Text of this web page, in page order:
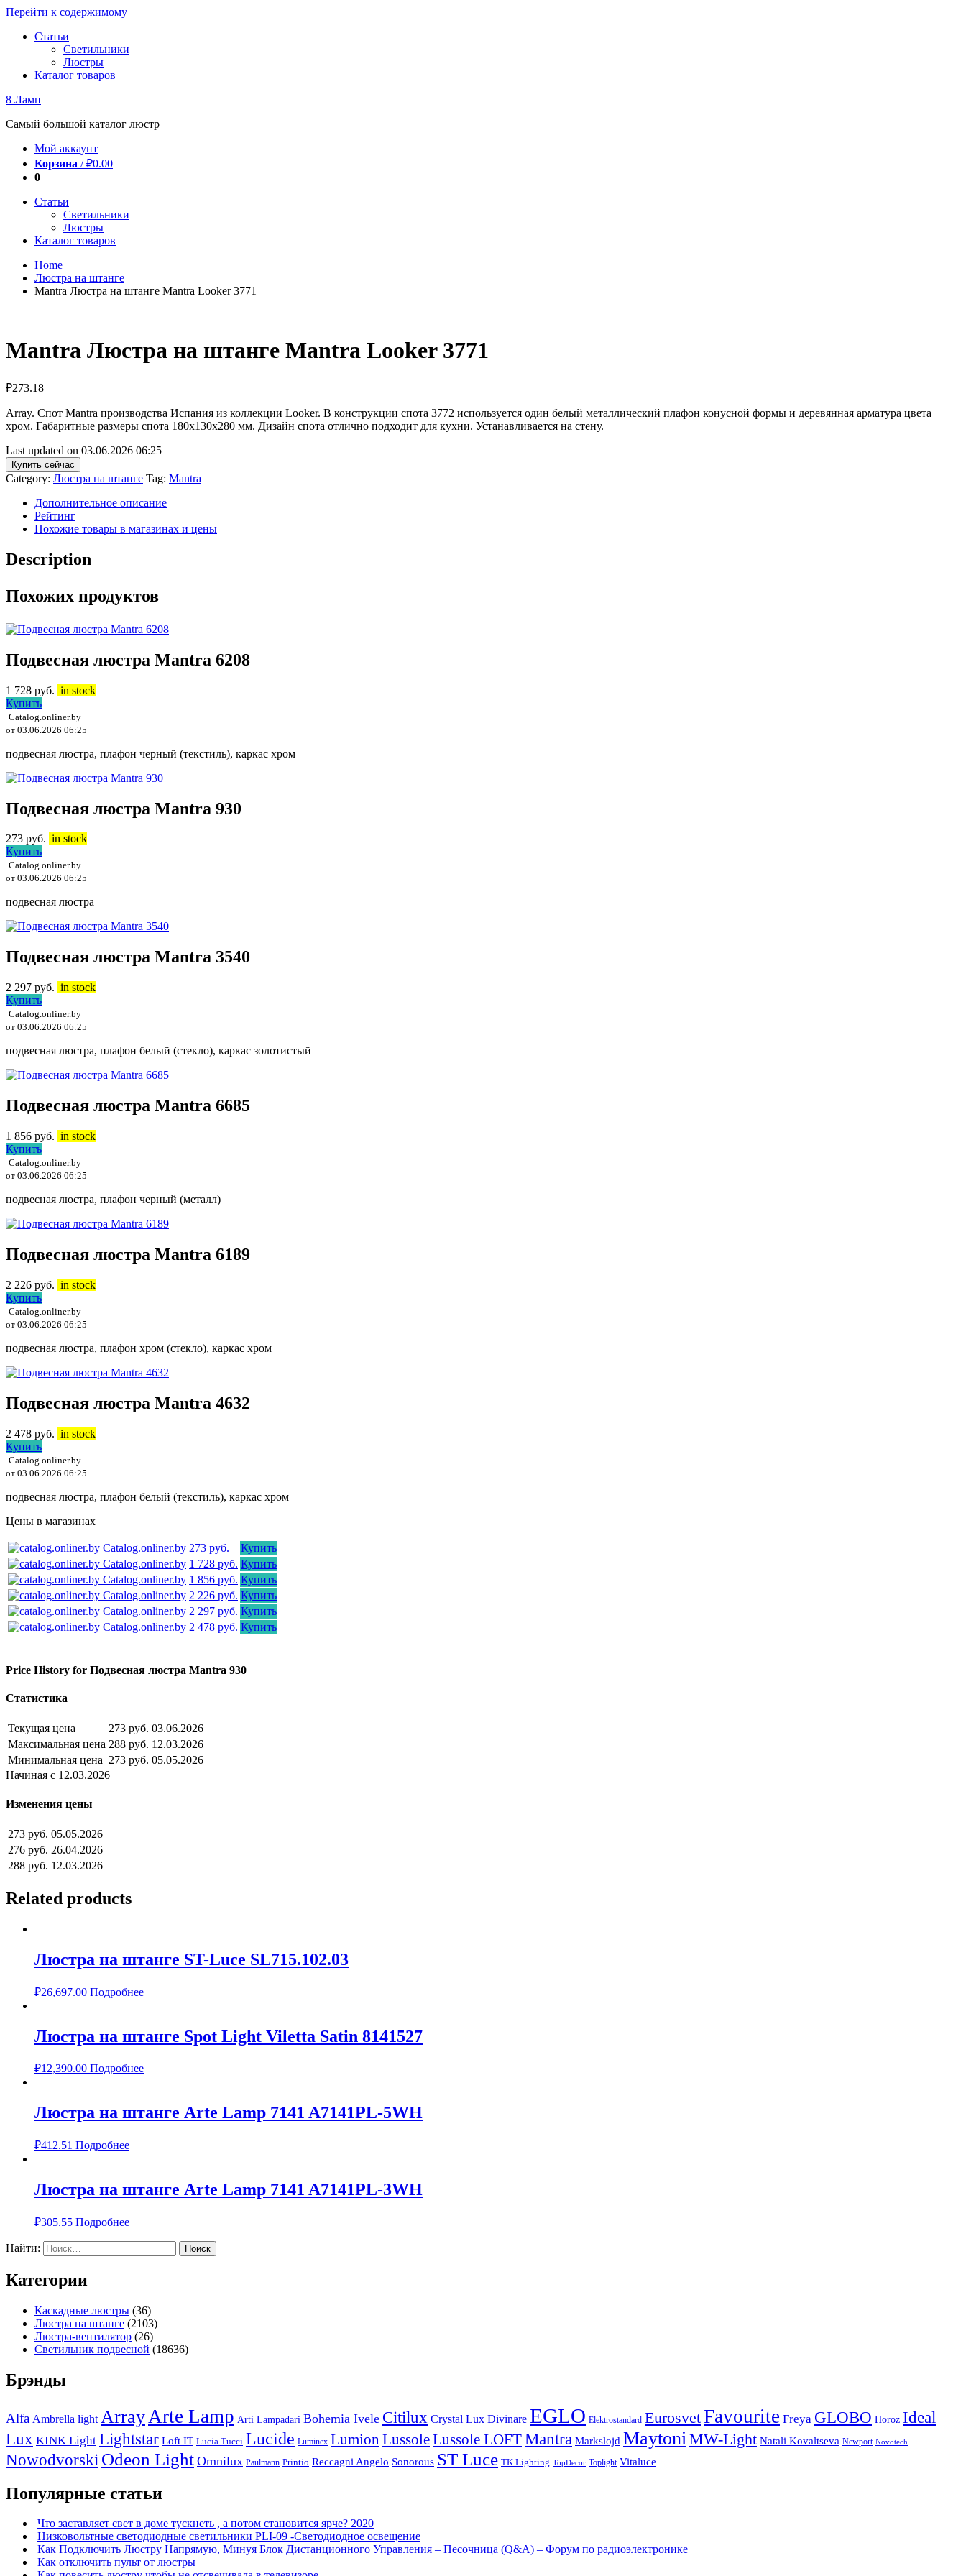
Перейти к содержимому
Статьи
Светильники
Люстры
Каталог товаров
8 Ламп
Самый большой каталог люстр
Мой аккаунт
Корзина /₽0.00
0
Статьи
Светильники
Люстры
Каталог товаров
Home
Люстра на штанге
Mantra Люстра на штанге Mantra Looker 3771
Mantra Люстра на штанге Mantra Looker 3771
₽273.18
Array. Спот Mantra производства Испания из коллекции Looker. В конструкции спота 3772 используется один белый металлический плафон конусной формы и деревянная арматура цвета
хром. Габаритные размеры спота 180x130x280 мм. Дизайн спота отлично подходит для кухни. Устанавливается на стену.
Last updated on 03.06.2026 06:25
Купить сейчас
Category: Люстра на штанге Tag: Mantra
Дополнительное описание
Рейтинг
Похожие товары в магазинах и цены
Description
Похожих продуктов
Подвесная люстра Mantra 6208
1 728 руб. in stock
Купить
Catalog.onliner.by
от 03.06.2026 06:25
подвесная люстра, плафон черный (текстиль), каркас хром
Подвесная люстра Mantra 930
273 руб. in stock
Купить
Catalog.onliner.by
от 03.06.2026 06:25
подвесная люстра
Подвесная люстра Mantra 3540
2 297 руб. in stock
Купить
Catalog.onliner.by
от 03.06.2026 06:25
подвесная люстра, плафон белый (стекло), каркас золотистый
Подвесная люстра Mantra 6685
1 856 руб. in stock
Купить
Catalog.onliner.by
от 03.06.2026 06:25
подвесная люстра, плафон черный (металл)
Подвесная люстра Mantra 6189
2 226 руб. in stock
Купить
Catalog.onliner.by
от 03.06.2026 06:25
подвесная люстра, плафон хром (стекло), каркас хром
Подвесная люстра Mantra 4632
2 478 руб. in stock
Купить
Catalog.onliner.by
от 03.06.2026 06:25
подвесная люстра, плафон белый (текстиль), каркас хром
Цены в магазинах
Catalog.onliner.by 273 руб.
Купить
Catalog.onliner.by 1 728 руб. Купить
Catalog.onliner.by 1 856 руб. Купить
Catalog.onliner.by 2 226 руб. Купить
Catalog.onliner.by 2 297 руб. Купить
Catalog.onliner.by 2 478 руб. Купить
Price History for Подвесная люстра Mantra 930
Статистика
Текущая цена 273 руб. 03.06.2026
Максимальная цена 288 руб. 12.03.2026
Минимальная цена 273 руб. 05.05.2026
Начиная с 12.03.2026
Изменения цены
273 руб. 05.05.2026
276 руб. 26.04.2026
288 руб. 12.03.2026
Related products
Люстра на штанге ST-Luce SL715.102.03
₽26,697.00 Подробнее
Люстра на штанге Spot Light Viletta Satin 8141527
₽12,390.00 Подробнее
Люстра на штанге Arte Lamp 7141 A7141PL-5WH
₽412.51 Подробнее
Люстра на штанге Arte Lamp 7141 A7141PL-3WH
₽305.55 Подробнее
Найти:
Категории
Каскадные люстры (36)
Люстра на штанге (2103)
Люстра-вентилятор (26)
Светильник подвесной (18636)
Брэнды
Alfa Ambrella light Array Arte Lamp Arti Lampadari Bohemia Ivele Citilux Crystal Lux Divinare EGLO Elektrostandard EurosvetFavourite Freya GLOBO Horoz Ideal
Lux KINK Light Lightstar Loft IT Lucia Tucci Lucide Luminex Lumion LussoleLussole LOFTMantra Markslojd Maytoni MW-Light Natali Kovaltseva Newport Novotech
Nowodvorski Odeon Light Omnilux Paulmann Printio Reccagni Angelo Sonorous ST Luce TK Lighting TopDecor Toplight Vitaluce
Популярные статьи
Что заставляет свет в доме тускнеть , а потом становится ярче? 2020
Низковольтные светодиодные светильники PLI-09 -Светодиодное освещение
Как Подключить Люстру Напрямую, Минуя Блок Дистанционного Управления – Песочница (Q&A) – Форум по радиоэлектронике
Как отключить пульт от люстры